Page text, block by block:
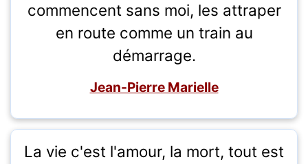
commencent sans moi, les attraper
en route comme un train au
démarrage.
Jean-Pierre Marielle
La vie c'est l'amour, la mort, tout est